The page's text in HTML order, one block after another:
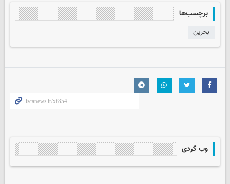
برچسب‌ها
بحرین
وب گردی